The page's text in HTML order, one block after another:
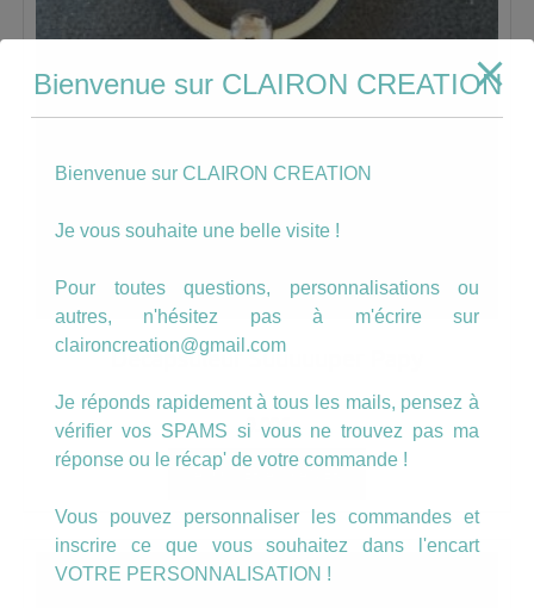
Décapsuleur Suuuuuper Papy
9.00€
AJOUTER AU PANIER
Bienvenue sur CLAIRON CREATION
Bienvenue sur CLAIRON CREATION
Je vous souhaite une belle visite !
Pour toutes questions, personnalisations ou
autres, n'hésitez pas à m'écrire sur
claironcreation@gmail.com
Je réponds rapidement à tous les mails, pensez à
vérifier vos SPAMS si vous ne trouvez pas ma
réponse ou le récap' de votre commande !
Vous pouvez personnaliser les commandes et
inscrire ce que vous souhaitez dans l'encart
VOTRE PERSONNALISATION !